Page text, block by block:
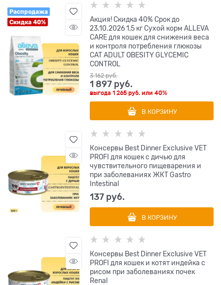
Распродажа
Скидка 40%
Акция! Скидка 40% Срок до
23.10.2026 1,5 кг Сухой корм ALLEVA
CARE для кошек для снижения веса
и контроля потребления глюкозы
CAT ADULT OBESITY GLYCEMIC
CONTROL
3 162 руб.
1 897 руб.
выгода1 265 руб. или40%
В КОРЗИНУ
Консервы Best Dinner Exclusive VET
PROFI для кошек с дичью для
чувствительного пищеварения и
при заболеваниях ЖКТ Gastro
Intestinal
137 руб.
В КОРЗИНУ
Консервы Best Dinner Exclusive VET
PROFI для кошек и котят индейка с
рисом при заболеваниях почек
Renal